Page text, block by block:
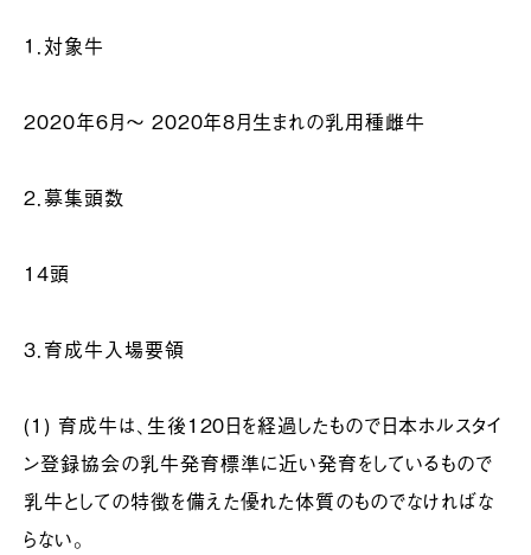
１．対象牛
2020年6月～ 2020年8月生まれの乳用種雌牛
２．募集頭数
14頭
３．育成牛入場要領
(1) 育成牛は、生後120日を経過したもので日本ホルスタイ
ン登録協会の乳牛発育標準に近い発育をしているもので
乳牛としての特徴を備えた優れた体質のものでなければな
らない。